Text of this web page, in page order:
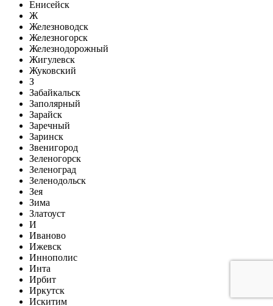
Енисейск
Ж
Железноводск
Железногорск
Железнодорожный
Жигулевск
Жуковский
З
Забайкальск
Заполярный
Зарайск
Заречный
Заринск
Звенигород
Зеленогорск
Зеленоград
Зеленодольск
Зея
Зима
Златоуст
И
Иваново
Ижевск
Иннополис
Инта
Ирбит
Иркутск
Искитим